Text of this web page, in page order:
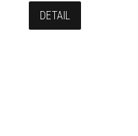
DETAIL